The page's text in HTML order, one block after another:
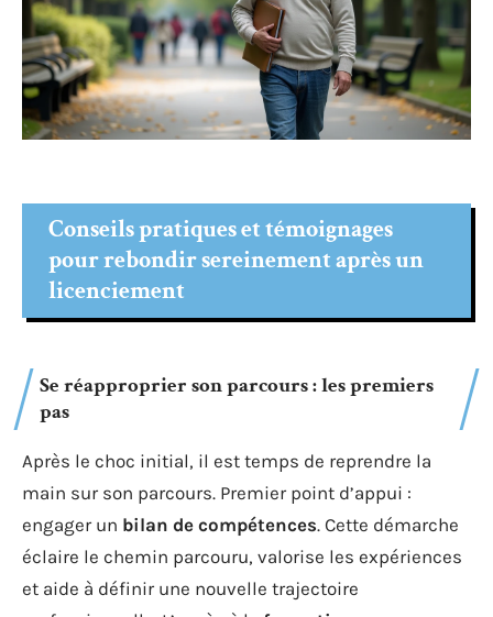
Conseils pratiques et témoignages
pour rebondir sereinement après un
licenciement
Se réapproprier son parcours : les premiers
pas
Après le choc initial, il est temps de reprendre la
main sur son parcours. Premier point d’appui :
engager un bilan de compétences. Cette démarche
éclaire le chemin parcouru, valorise les expériences
et aide à définir une nouvelle trajectoire